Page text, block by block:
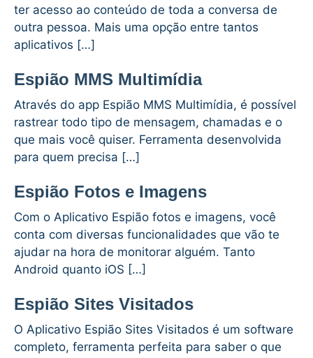
ter acesso ao conteúdo de toda a conversa de
outra pessoa. Mais uma opção entre tantos
aplicativos […]
Espião MMS Multimídia
Através do app Espião MMS Multimídia, é possível
rastrear todo tipo de mensagem, chamadas e o
que mais você quiser. Ferramenta desenvolvida
para quem precisa […]
Espião Fotos e Imagens
Com o Aplicativo Espião fotos e imagens, você
conta com diversas funcionalidades que vão te
ajudar na hora de monitorar alguém. Tanto
Android quanto iOS […]
Espião Sites Visitados
O Aplicativo Espião Sites Visitados é um software
completo, ferramenta perfeita para saber o que